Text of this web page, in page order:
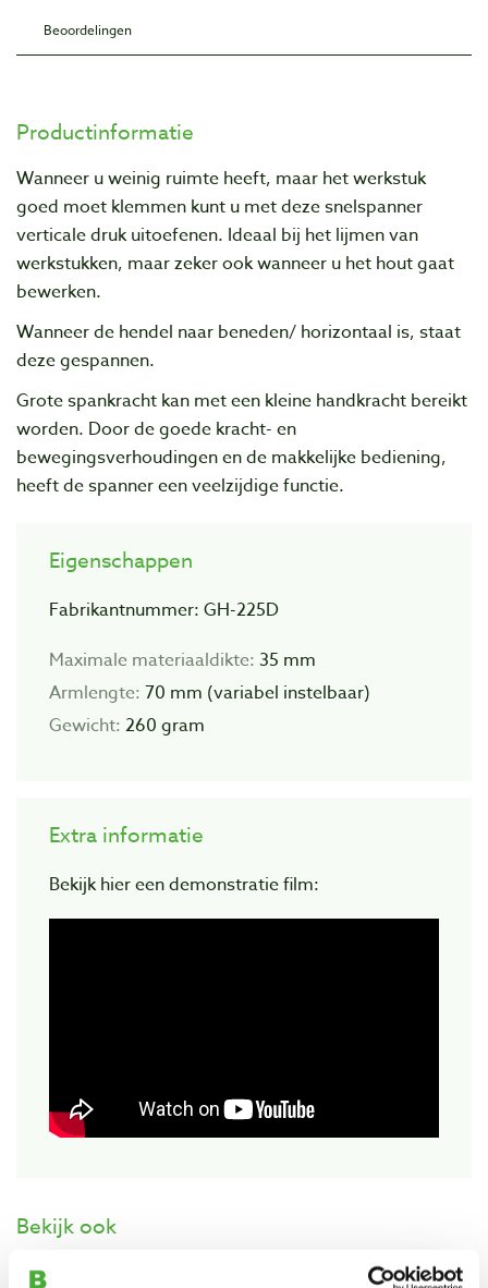
Beoordelingen
Productinformatie
Wanneer u weinig ruimte heeft, maar het werkstuk
goed moet klemmen kunt u met deze snelspanner
verticale druk uitoefenen. Ideaal bij het lijmen van
werkstukken, maar zeker ook wanneer u het hout gaat
bewerken.
Wanneer de hendel naar beneden/ horizontaal is, staat
deze gespannen.
Grote spankracht kan met een kleine handkracht bereikt
worden. Door de goede kracht- en
bewegingsverhoudingen en de makkelijke bediening,
heeft de spanner een veelzijdige functie.
Eigenschappen
Fabrikantnummer: GH-225D
Maximale materiaaldikte: 35 mm
Armlengte: 70 mm (variabel instelbaar)
Gewicht: 260 gram
Extra informatie
Bekijk hier een demonstratie film:
Bekijk ook